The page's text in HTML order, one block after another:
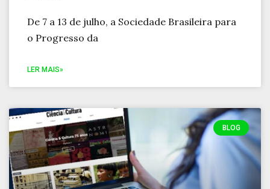
De 7 a 13 de julho, a Sociedade Brasileira para
o Progresso da
LER MAIS»
BLOG